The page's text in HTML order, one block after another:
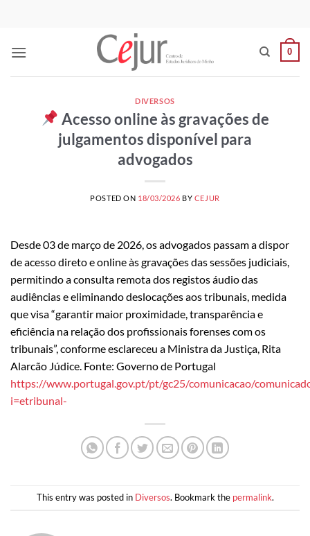
0
DIVERSOS
Acesso online às gravações de
julgamentos disponível para
advogados
POSTED ON 18/03/2026 BY CEJUR
Desde 03 de março de 2026, os advogados passam a dispor
de acesso direto e online às gravações das sessões judiciais,
permitindo a consulta remota dos registos áudio das
audiências e eliminando deslocações aos tribunais, medida
que visa “garantir maior proximidade, transparência e
eficiência na relação dos profissionais forenses com os
tribunais”, conforme esclareceu a Ministra da Justiça, Rita
Alarcão Júdice. Fonte: Governo de Portugal
https://www.portugal.gov.pt/pt/gc25/comunicacao/
i=etribunal-
This entry was posted in Diversos. Bookmark the permalink.